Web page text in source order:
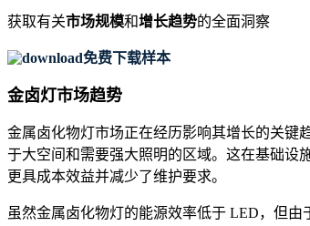
获取有关市场规模和增长趋势的全面洞察
免费下载样本
金卤灯市场趋势
金属卤化物灯市场正在经历影响其增长的关键
于大空间和需要强大照明的区域。这在基础设
更具成本效益并减少了维护要求。
虽然金属卤化物灯的能源效率低于 LED，但